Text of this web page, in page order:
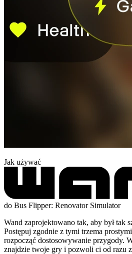
Jak używać
do Bus Flipper: Renovator Simulator
Wand zaprojektowano tak, aby był tak
Postępuj zgodnie z tymi trzema
rozpocząć dostosowywanie przygody.
znajdzie twoje gry i pozwoli ci od razu